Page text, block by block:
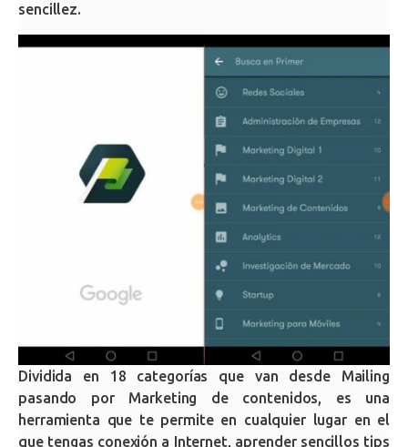
sencillez.
Dividida en 18 categorías que van desde Mailing
pasando por Marketing de contenidos, es una
herramienta que te permite en cualquier lugar en el
que tengas conexión a Internet, aprender sencillos tips